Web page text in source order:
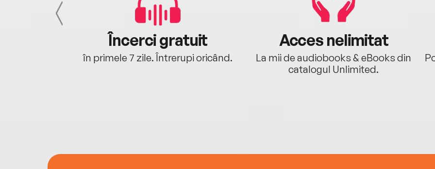
Încerci gratuit
în primele 7 zile. Întrerupi oricând.
Acces nelimitat
La mii de audiobooks & eBooks din
catalogul Unlimited.